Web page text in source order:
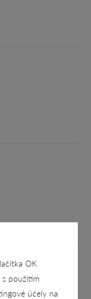
OK
s použitím
účely na